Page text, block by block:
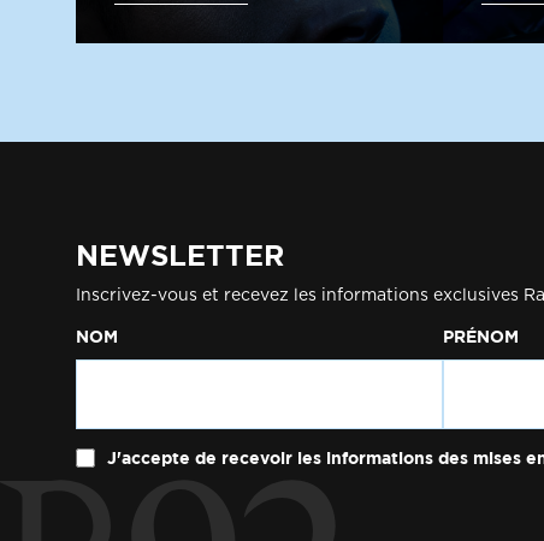
NEWSLETTER
Inscrivez-vous et recevez les informations exclusives
NOM PRÉNOM
J'accepte de recevoir les informations des mises